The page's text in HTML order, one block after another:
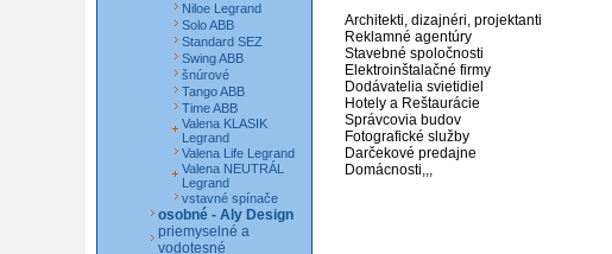
Architekti, dizajnéri, projektanti
Reklamné agentúry
Stavebné spoločnosti
Elektroinštalačné firmy
Dodávatelia svietidiel
Hotely a Reštaurácie
Správcovia budov
Fotografické služby
Darčekové predajne
Domácnosti,,,
Niloe Legrand
Solo ABB
Standard SEZ
Swing ABB
šnúrové
Tango ABB
Time ABB
Valena KLASIK
Legrand
Valena Life Legrand
Valena NEUTRÁL
Legrand
vstavné spínače
osobné - Aly Design
priemyselné a
vodotesné